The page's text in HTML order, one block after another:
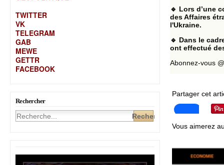
TWITTER
VK
TELEGRAM
GAB
MEWE
GETTR
FACEBOOK
Rechercher
🔹 Lors d’une
des Affaires
l'Ukraine.
🔹 Dans le
ont effectué
Abonnez-vous
Partager cet
Vous aimerez